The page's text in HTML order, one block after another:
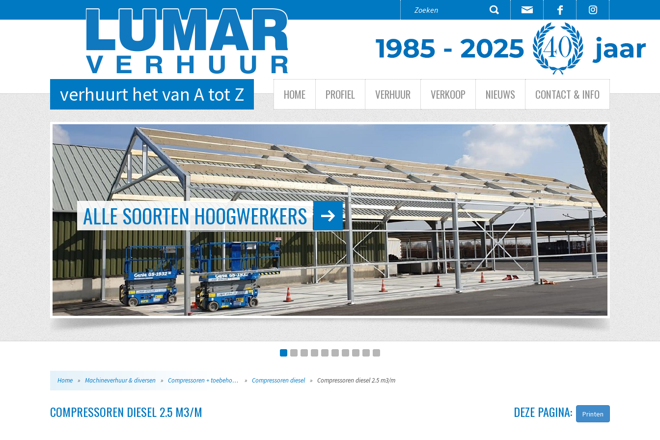
verhuurt het van A tot Z HOME PROFIEL VERHUUR VERKOOP NIEUWS CONTACT & INFO
EVENTS VAN KLEIN TOT GROOT
Home » Machineverhuur & diversen » Compressoren + toebehoren » Compressoren diesel » Compressoren diesel 2.5 m3/m
COMPRESSOREN DIESEL 2.5 M3/M DEZE PAGINA: Printen